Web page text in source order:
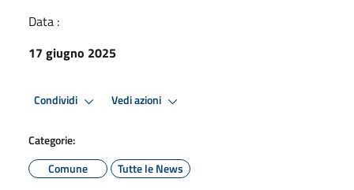
Data :
17 giugno 2025
Condividi Vedi azioni
Categorie:
Comune
Tutte le News